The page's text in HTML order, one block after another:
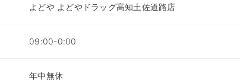
よどや よどやドラッグ高知土佐道路店
09:00-0:00
年中無休